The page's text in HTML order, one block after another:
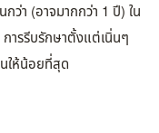
กว่า (อาจมากกว่า 1 ปี) ใน
ารรีบรักษาตั้งแต่เนิ่นๆ
ให้น้อยที่สุด